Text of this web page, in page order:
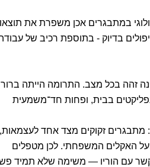
פסיכולוגי במתבגרים אכן משפרת את
בדיוק - בתוספת רכיב של
זהה בכל מצב. התרומה הייתה
בבית, ופחות חד־משמעית
מתבגרים זקוקים מצד אחד לעצמאות,
האקלים המשפחתי. לכן מטפלים
עם הוריו — משימה שלא תמיד